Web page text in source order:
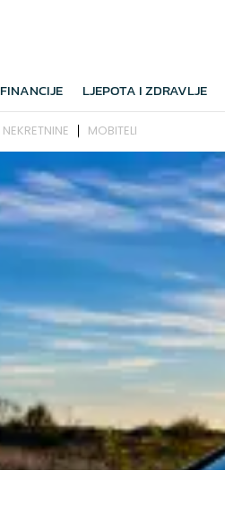
FINANCIJE LJEPOTA I ZDRAVLJE